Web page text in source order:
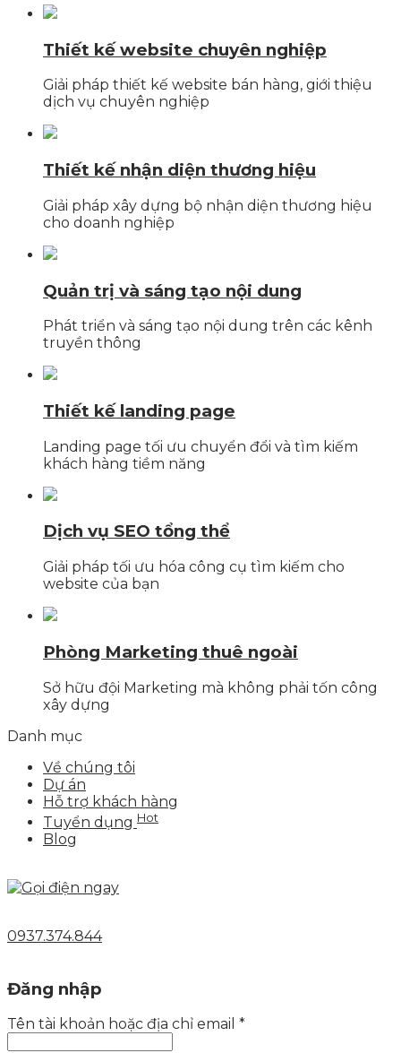
Thiết kế website chuyên nghiệp
Giải pháp thiết kế website bán hàng, giới thiệu
dịch vụ chuyên nghiệp
Thiết kế nhận diện thương hiệu
Giải pháp xây dựng bộ nhận diện thương hiệu
cho doanh nghiệp
Quản trị và sáng tạo nội dung
Phát triển và sáng tạo nội dung trên các kênh
truyền thông
Thiết kế landing page
Landing page tối ưu chuyển đổi và tìm kiếm
khách hàng tiềm năng
Dịch vụ SEO tổng thể
Giải pháp tối ưu hóa công cụ tìm kiếm cho
website của bạn
Phòng Marketing thuê ngoài
Sở hữu đội Marketing mà không phải tốn công
xây dựng
Danh mục
Về chúng tôi
Dự án
Hỗ trợ khách hàng
Tuyển dụng Hot
Blog
0937.374.844
Đăng nhập
Tên tài khoản hoặc địa chỉ email *